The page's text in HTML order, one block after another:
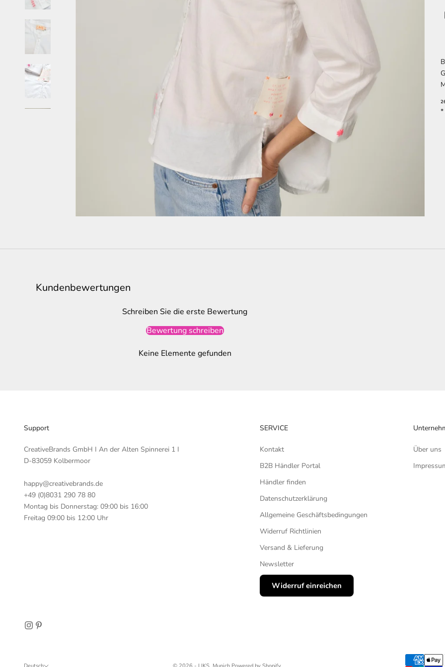
*
Kundenbewertungen
Schreiben Sie die erste Bewertung
Bewertung schreiben
Keine Elemente gefunden
Support
CreativeBrands GmbH I An der Alten Spinnerei 1 I
D-83059 Kolbermoor
happy@creativebrands.de
+49 (0)8031 290 78 80
Montag bis Donnerstag: 09:00 bis 16:00
Freitag 09:00 bis 12:00 Uhr
SERVICE
Kontakt
B2B Händler Portal
Händler finden
Datenschutzerklärung
Allgemeine Geschäftsbedingungen
Widerruf Richtlinien
Versand & Lieferung
Newsletter
Widerruf einreichen
Über uns